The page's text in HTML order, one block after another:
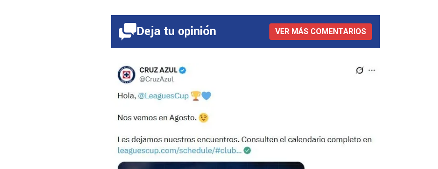
Deja tu opinión VER MÁS COMENTARIOS